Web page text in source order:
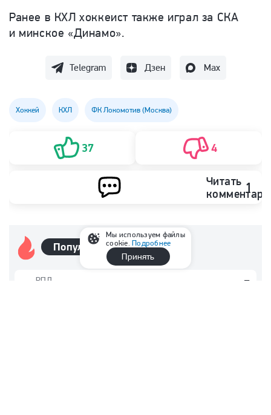
Ранее в КХЛ хоккеист также играл за СКА
и минское «Динамо».
Telegram Дзен Max
Хоккей КХЛ ФК Локомотив (Москва)
37 4
Читать 1
Популярные
РПЛ
Мы используем файлы
cookie.Подробнее
Принять